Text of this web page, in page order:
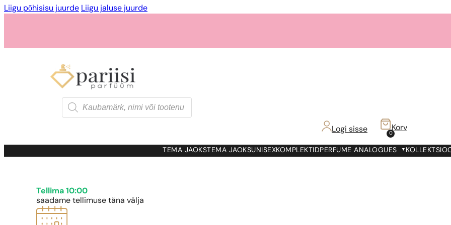
Liigu põhisisu juurde Liigu jaluse juurde
Products
search
Logi sisse 0
Korv
TEMA JAOKSTEMA JAOKSUNISEXKOMPLEKTIDPERFUME ANALOGUES
Tellima 10:00
saadame tellimuse täna välja